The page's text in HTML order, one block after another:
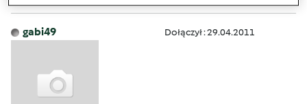
gabi49 Dołączył : 29.04.2011